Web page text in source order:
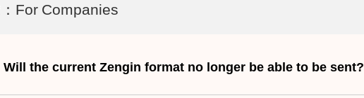
For Companies
Will the current Zengin format no longer be able to be sent?